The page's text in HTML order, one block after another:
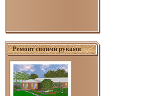
Ремонт своими руками